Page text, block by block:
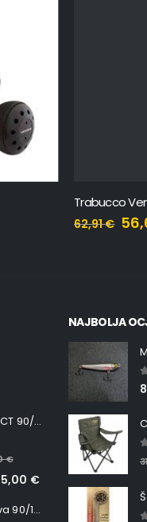
Trabucco
62,91€
Minn Kota RT INSTINCT 90/115 WR QUEST
€
€
Minn Kota RT Terrova 90/115 WR QUEST
NAJBOLJA